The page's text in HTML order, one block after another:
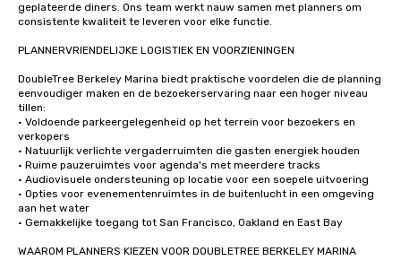
geplateerde diners. Ons team werkt nauw samen met planners om
consistente kwaliteit te leveren voor elke functie.
PLANNERVRIENDELIJKE LOGISTIEK EN VOORZIENINGEN
DoubleTree Berkeley Marina biedt praktische voordelen die de planning
eenvoudiger maken en de bezoekerservaring naar een hoger niveau
tillen:
• Voldoende parkeergelegenheid op het terrein voor bezoekers en
verkopers
• Natuurlijk verlichte vergaderruimten die gasten energiek houden
• Ruime pauzeruimtes voor agenda's met meerdere tracks
• Audiovisuele ondersteuning op locatie voor een soepele uitvoering
• Opties voor evenementenruimtes in de buitenlucht in een omgeving
aan het water
• Gemakkelijke toegang tot San Francisco, Oakland en East Bay
WAAROM PLANNERS KIEZEN VOOR DOUBLETREE BERKELEY MARINA